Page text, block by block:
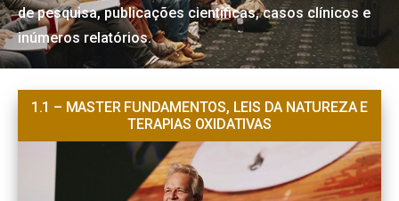
de pesquisa, publicações científicas, casos clínicos e
inúmeros relatórios.
1.1 – MASTER FUNDAMENTOS, LEIS DA NATUREZA E
TERAPIAS OXIDATIVAS